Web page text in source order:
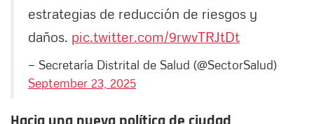
estrategias de reducción de riesgos y
daños. pic.twitter.com/9rwvTRJtDt
— Secretaría Distrital de Salud (@SectorSalud)
September 23, 2025